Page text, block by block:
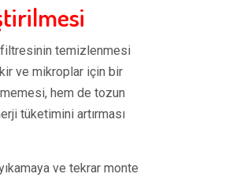
filtresinin temizlenmesi
ve mikroplar için bir
hem de tozun
tüketimini artırması
ve tekrar monte